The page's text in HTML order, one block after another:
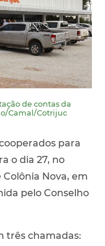
de contas da
Camal/Cotrijuc
para
o dia 27, no
Nova, em
pelo Conselho
três chamadas: